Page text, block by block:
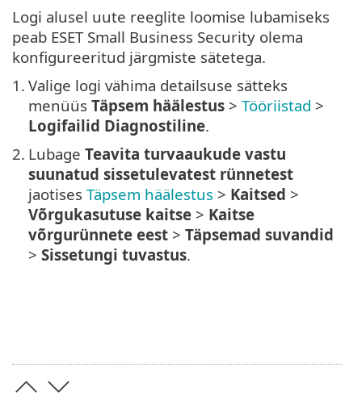
Logi alusel uute reeglite loomise lubamiseks
peab ESET Small Business Security olema
konfigureeritud järgmiste sätetega.
1. Valige logi vähima detailsuse sätteks
menüüs Täpsem häälestus > Tööriistad >
Logifailid Diagnostiline.
2. Lubage Teavita turvaaukude vastu
suunatud sissetulevatest rünnetest
jaotises Täpsem häälestus > Kaitsed >
Võrgukasutuse kaitse > Kaitse
võrgurünnete eest > Täpsemad suvandid
> Sissetungi tuvastus.